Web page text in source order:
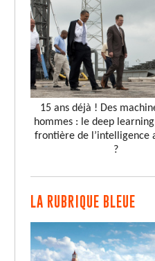
15 ans déjà ! Des
hommes : le deep
frontière de l’intelligence
?
LA RUBRIQUE BLEUE